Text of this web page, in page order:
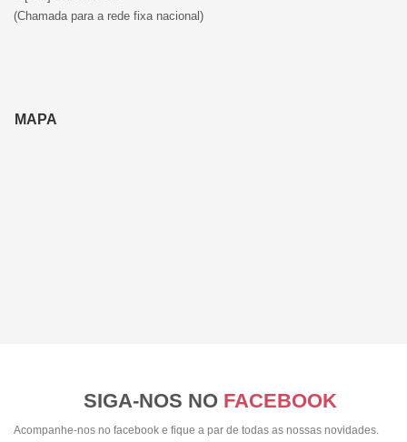
(Chamada para a rede fixa nacional)
MAPA
SIGA-NOS NO FACEBOOK
Acompanhe-nos no facebook e fique a par de todas as nossas novidades.